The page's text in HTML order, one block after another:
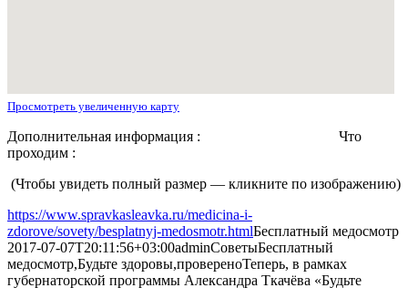
Просмотреть увеличенную карту
Дополнительная информация : Что
проходим :
(Чтобы увидеть полный размер — кликните по изображению)
https://www.spravkasleavka.ru/medicina-i-
zdorove/sovety/besplatnyj-medosmotr.htmlБесплатный медосмотр
2017-07-07T20:11:56+03:00adminСоветыБесплатный
медосмотр,Будьте здоровы,провереноТеперь, в рамках
губернаторской программы Александра Ткачёва «Будьте